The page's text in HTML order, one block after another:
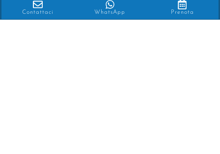
Contattaci WhatsApp Prenota